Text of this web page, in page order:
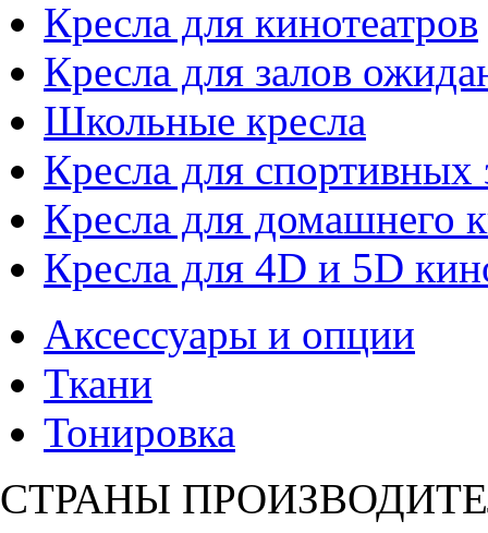
Кресла для кинотеатров
Кресла для залов
Школьные кресла
Кресла для спортивных
Кресла для домашнего
Кресла для 4D и 5D
Аксессуары и опции
Ткани
Тонировка
СТРАНЫ